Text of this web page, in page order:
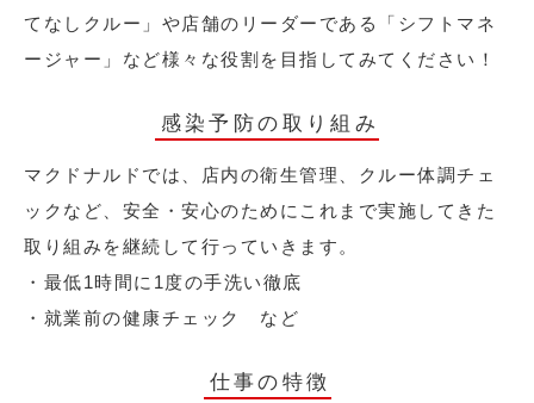
てなしクルー」や店舗のリーダーである「シフトマネ
ージャー」など様々な役割を目指してみてください！
感染予防の取り組み
マクドナルドでは、店内の衛生管理、クルー体調チェ
ックなど、安全・安心のためにこれまで実施してきた
取り組みを継続して行っていきます。
・最低1時間に1度の手洗い徹底
・就業前の健康チェック など
仕事の特徴